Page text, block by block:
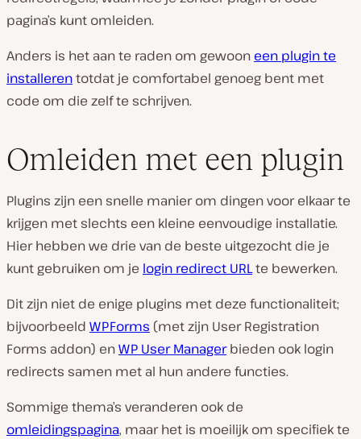
pagina’s kunt omleiden.
Anders is het aan te raden om gewoon een plugin te
installerentotdat je comfortabel genoeg bent met
code om die zelf te schrijven.
Omleiden met een plugin
Plugins zijn een snelle manier om dingen voor elkaar te
krijgen met slechts een kleine eenvoudige installatie.
Hier hebben we drie van de beste uitgezocht die je
kunt gebruiken om je login redirect URLte bewerken.
Dit zijn niet de enige plugins met deze functionaliteit;
bijvoorbeeld WPForms (met zijn User Registration
Forms addon) enWP User Managerbieden ook login
redirects samen met al hun andere functies.
Sommige thema’s veranderen ook de
omleidingspagina, maar het is moeilijk om specifiek te